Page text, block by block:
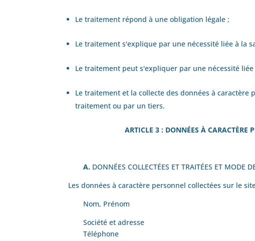
Le traitement répond à une obligation légale ;
Le traitement s'explique par une nécessité liée à la
Le traitement peut s'expliquer par une nécessité
Le traitement et la collecte des données à
traitement ou par un tiers.
ARTICLE 3 : DONNÉES À CARACTÈRE
A. DONNÉES COLLECTÉES ET TRAITÉES ET MODE
Les données à caractère personnel collectées sur le
Nom, Prénom
Société et adresse
Téléphone